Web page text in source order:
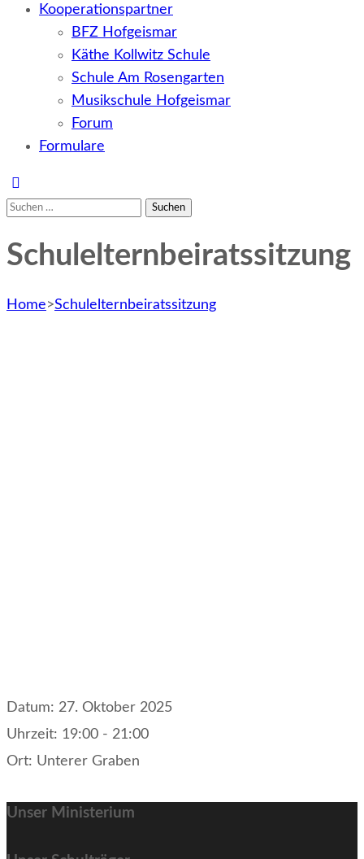
Kooperationspartner
BFZ Hofgeismar
Käthe Kollwitz Schule
Schule Am Rosengarten
Musikschule Hofgeismar
Forum
Formulare
Suchen
Schulelternbeiratssitzung
Home>Schulelternbeiratssitzung
Datum: 27. Oktober 2025
Uhrzeit: 19:00 - 21:00
Ort: Unterer Graben
Unser Ministerium